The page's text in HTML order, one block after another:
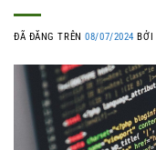
ĐÃ ĐĂNG TRÊN08/07/2024 BỞI